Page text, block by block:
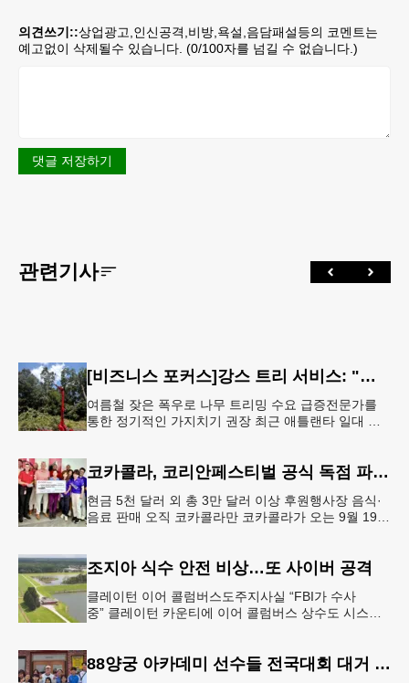
의견쓰기::상업광고,인신공격,비방,욕설,음담패설등의 코멘트는
예고없이 삭제될수 있습니다. (0/100자를 넘길 수 없습니다.)
댓글 저장하기
관련기사
[비즈니스 포커스]강스 트리 서비스: "강풍에 부러질라"… 여름철 주택가 수목 관리 '비상'
여름철 잦은 폭우로 나무 트리밍 수요 급증전문가를
통한 정기적인 가지치기 권장 최근 애틀랜타 일대 주
코카콜라, 코리안페스티벌 공식 독점 파트너 참여
현금 5천 달러 외 총 3만 달러 이상 후원행사장 음식·
음료 판매 오직 코카콜라만 코카콜라가 오는 9월 19-
조지아 식수 안전 비상…또 사이버 공격
클레이턴 이어 콜럼버스도주지사실 “FBI가 수사
중” 클레이턴 카운티에 이어 콜럼버스 상수도 시스템
88양궁 아카데미 선수들 전국대회 대거 입상